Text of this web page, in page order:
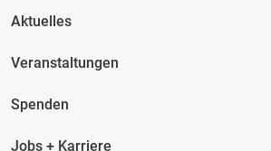
Fusszeile Spalte 2
Aktuelles
Veranstaltungen
Spenden
Jobs + Karriere